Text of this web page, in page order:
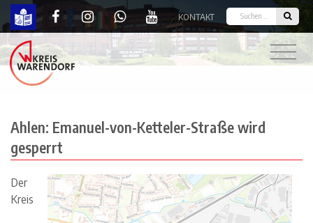
Ahlen: Emanuel-von-Ketteler-Straße wird
KONTAKT
Ahlen: Emanuel-von-Ketteler-Straße wird
gesperrt
Der
Kreis